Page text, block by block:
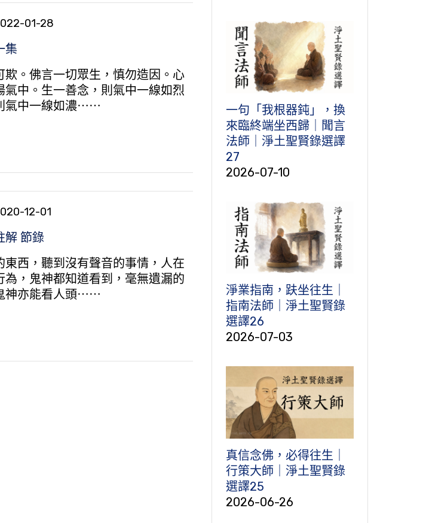
01-28
集
欺。佛言一切眾生，慎勿造因。心
氣中。生一善念，則氣中一線如烈
氣中一線如濃⋯⋯
12-01
解 節錄
東西，聽到沒有聲音的事情，人在
為，鬼神都知道看到，毫無遺漏的
神亦能看人頭⋯⋯
一句「我根器鈍」，換
來臨終端坐西歸｜聞言
法師｜淨土聖賢錄選譯
27
2026-07-10
淨業指南，趺坐往生｜
指南法師｜淨土聖賢錄
選譯26
2026-07-03
真信念佛，必得往生｜
行策大師｜淨土聖賢錄
選譯25
2026-06-26